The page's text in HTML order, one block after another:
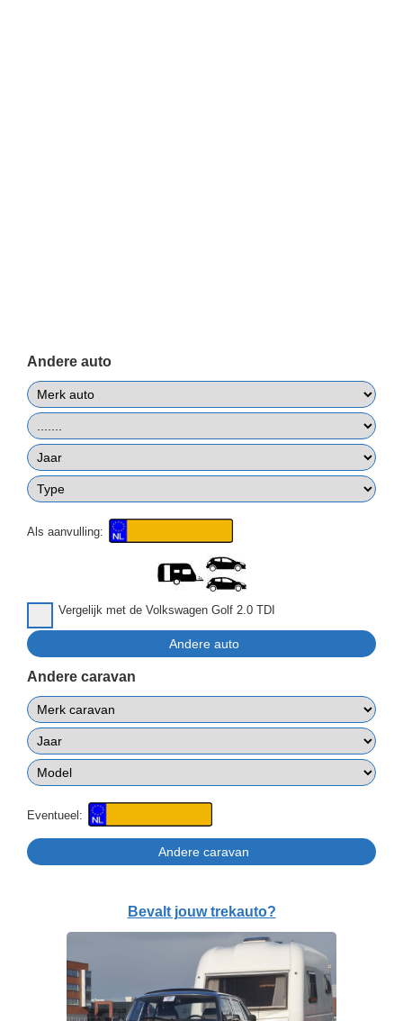
Andere auto
Als aanvulling:
Vergelijk met de Volkswagen Golf 2.0 TDI
Andere caravan
Eventueel:
Bevalt jouw trekauto?